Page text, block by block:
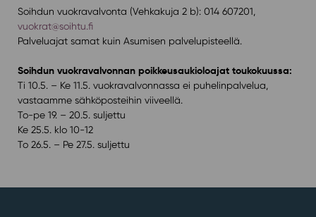
Soihdun vuokravalvonta (Vehkakuja 2 b): 014 607201,
vuokrat@soihtu.fi
Palveluajat samat kuin Asumisen palvelupisteellä.
Soihdun vuokravalvonnan poikkeusaukioloajat toukokuussa:
Ti 10.5. – Ke 11.5. vuokravalvonnassa ei puhelinpalvelua,
vastaamme sähköposteihin viiveellä.
To-pe 19. – 20.5. suljettu
Ke 25.5. klo 10-12
To 26.5. – Pe 27.5. suljettu